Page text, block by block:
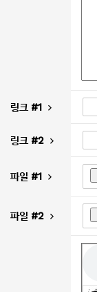
링크 #1
링크 #2
파일 #1
파일 #2